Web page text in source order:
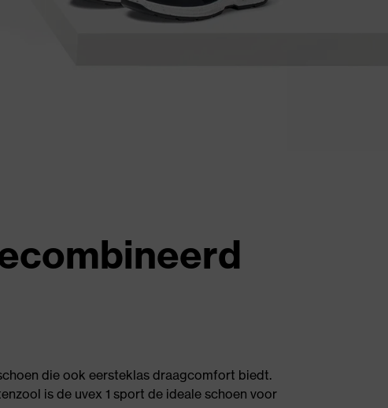
die ook eersteklas draagcomfort biedt.
is de uvex 1 sport de ideale schoen voor